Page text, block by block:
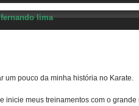
lima
um pouco da minha história no Karate.
inicie meus treinamentos com o